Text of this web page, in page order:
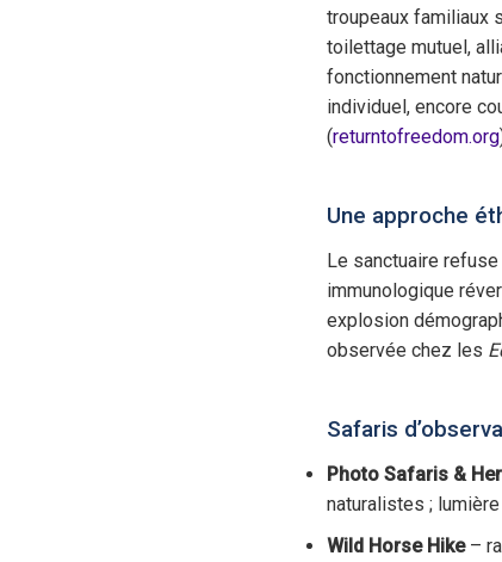
troupeaux familiaux
toilettage mutuel,
fonctionnement
individuel, encore
(returntofreedom.org
Une approche
Le sanctuaire
immunologique
explosion
observée chez les
Safaris
Photo Safaris &
naturalistes ;
Wild Horse Hike–